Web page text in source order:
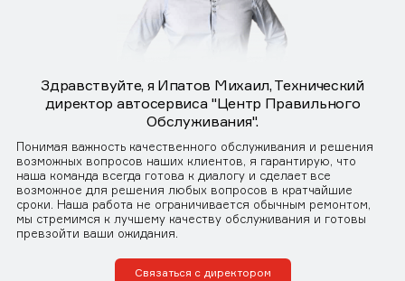
Здравствуйте, я Ипатов Михаил, Технический
директор автосервиса "Центр Правильного
Обслуживания".
Понимая важность качественного обслуживания и решения
возможных вопросов наших клиентов, я гарантирую, что
наша команда всегда готова к диалогу и сделает все
возможное для решения любых вопросов в кратчайшие
сроки. Наша работа не ограничивается обычным ремонтом,
мы стремимся к лучшему качеству обслуживания и готовы
превзойти ваши ожидания.
Связаться с директором